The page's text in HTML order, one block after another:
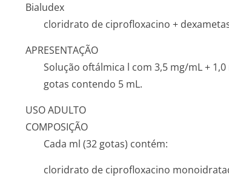
Bialudex
cloridrato de ciprofloxacino +
APRESENTAÇÃO
Solução oftálmica l com 3,5 mg/mL +
gotas contendo 5 mL.
USO ADULTO
COMPOSIÇÃO
Cada ml (32 gotas) contém:
cloridrato de ciprofloxacino